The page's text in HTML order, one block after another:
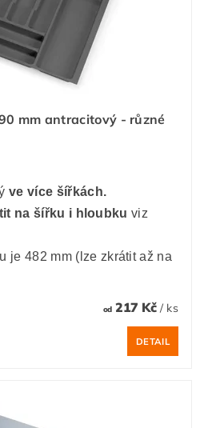
mm antracitový - různé
ve více šířkách.
na šířku i hloubkuviz
je 482 mm (lze zkrátit až na
od217 Kč / ks
DETAIL